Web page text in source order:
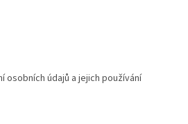
osobních údajů a jejich používání